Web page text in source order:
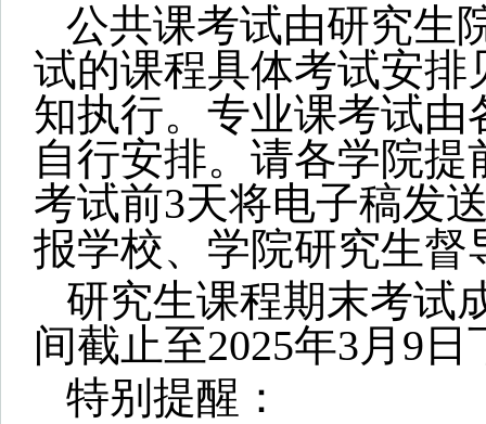
公共课考试由研究生
试的课程具体考试安排
知执行。专业课考试
自行安排。请各学院
考试前3天将电子稿发
报学校、学院研究生
研究生课程期末考试
间截止至2025年3月 9 日
特别提醒：